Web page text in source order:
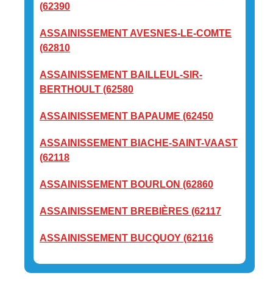
(62390
ASSAINISSEMENT AVESNES-LE-COMTE
(62810
ASSAINISSEMENT BAILLEUL-SIR-
BERTHOULT (62580
ASSAINISSEMENT BAPAUME (62450
ASSAINISSEMENT BIACHE-SAINT-VAAST
(62118
ASSAINISSEMENT BOURLON (62860
ASSAINISSEMENT BREBIÈRES (62117
ASSAINISSEMENT BUCQUOY (62116